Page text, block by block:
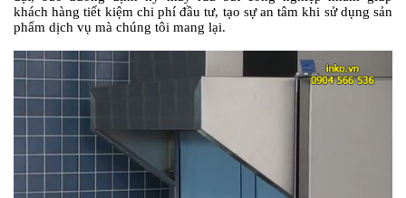
khách hàng tiết kiệm chi phí đầu tư, tạo sự an tâm khi sử dụng sản
phẩm dịch vụ mà chúng tôi mang lại.